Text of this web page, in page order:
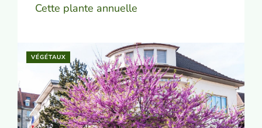
Cette plante annuelle
VÉGÉTAUX